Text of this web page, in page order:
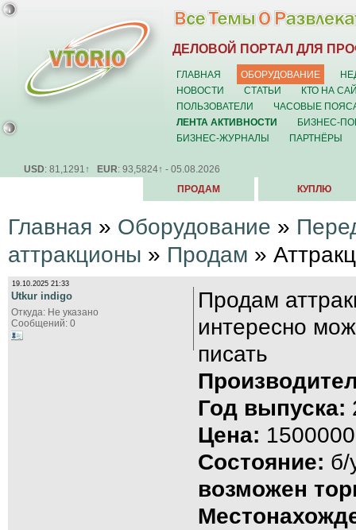
ДЕЛОВОЙ ПОРТАЛ ДЛЯ
ГЛАВНАЯ ОБОРУДОВАНИЕ
НОВОСТИ
СТАТЬИ
КТО НА
ПОЛЬЗОВАТЕЛИ
ЧАСОВЫЕ
ЛЕНТА АКТИВНОСТИ
БИЗНЕС-
БИЗНЕС-ЖУРНАЛЫ
ПАРТНЁРЫ
USD: 81,1291↑ EUR: 93,5824↑ - 05.08.2026
ПРОДАМ КУПЛЮ
Главная » Оборудование »
аттракционы » Продам »
19.10.2025 21:33
Utkur indigo
Откуда: Не указано
Сообщений: 0
Продам
интересно
писать
Год выпуска:
Цена:
Состояние: б/
возможен